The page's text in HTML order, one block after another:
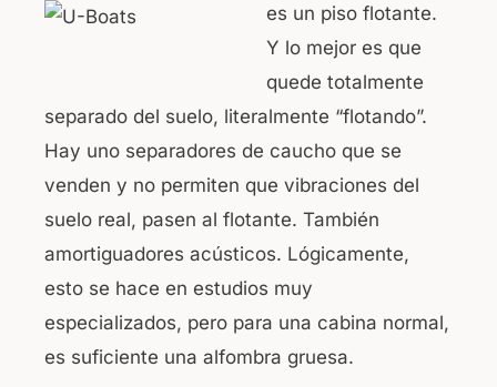
es un piso flotante.
Y lo mejor es que
quede totalmente
separado del suelo, literalmente “flotando”.
Hay uno separadores de caucho que se
venden y no permiten que vibraciones del
suelo real, pasen al flotante. También
amortiguadores acústicos. Lógicamente,
esto se hace en estudios muy
especializados, pero para una cabina normal,
es suficiente una alfombra gruesa.